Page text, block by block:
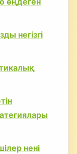
негізгі
нені